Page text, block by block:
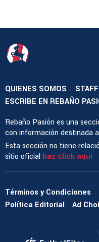
QUIENES SOMOS | STAFF
ESCRIBE EN REBAÑO
Rebaño Pasión es una
con información destinada
Esta sección no tiene
sitio oficial haz click aquí
Términos y Condiciones
Política Editorial
Ad